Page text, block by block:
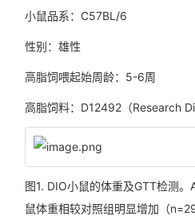
小鼠品系：C57BL/6
性别：雄性
高脂饲喂起始周龄：5-6周
高脂饲料：D12492（Research
图1. DIO小鼠的体重及GTT检测
鼠体重相较对照组明显增加（